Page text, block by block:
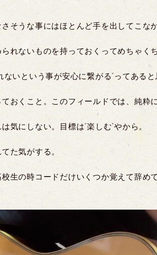
そうな事にはほとんど手を出してこな
れないものを持っておくってめちゃく
いという事が安心に繋がる”ってあると
おくこと。このフィールドでは、純粋に
気にしない。目標は”楽しむ”やから。
た気がする。
生の時コードだけいくつか覚えて辞め